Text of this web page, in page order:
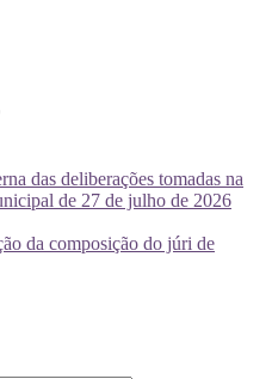
das deliberações tomadas na
de 27 de julho de 2026
da composição do júri de